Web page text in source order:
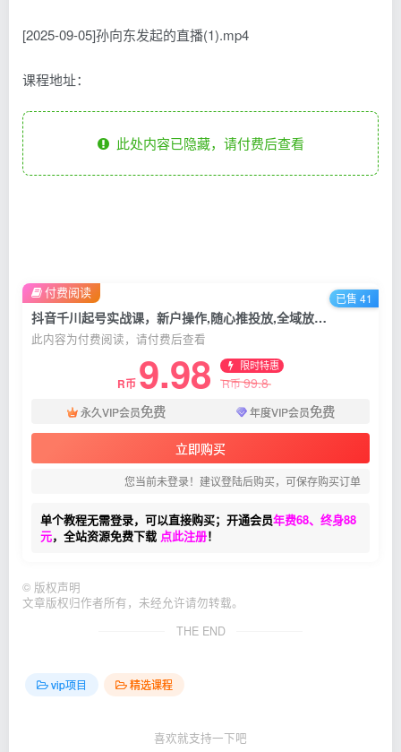
[2025-09-05]孙向东发起的直播(1).mp4
课程地址：
此处内容已隐藏，请付费后查看
抖音千川起号实战课，新户操作,随心推投放,全域放量，6天掌握ROI提升500%
此内容为付费阅读，请付费后查看
R币 9.98 限时特惠
R币99.8
永久VIP会员免费 年度VIP会员免费
立即购买
您当前未登录！建议登陆后购买，可保存购买订单
单个教程无需登录，可以直接购买；开通会员年费68、终身88
元，全站资源免费下载 点此注册！
付费阅读 已售 41
© 版权声明
文章版权归作者所有，未经允许请勿转载。
THE END
vip项目 精选课程
喜欢就支持一下吧